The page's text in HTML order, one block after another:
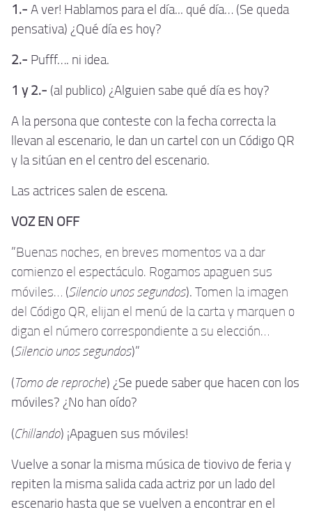
1.- A ver! Hablamos para el día... qué día… (Se queda
pensativa) ¿Qué día es hoy?
2.- Pufff…. ni idea.
1 y 2.- (al publico) ¿Alguien sabe qué día es hoy?
A la persona que conteste con la fecha correcta la
llevan al escenario, le dan un cartel con un Código QR
y la sitúan en el centro del escenario.
Las actrices salen de escena.
VOZ EN OFF
"Buenas noches, en breves momentos va a dar
comienzo el espectáculo. Rogamos apaguen sus
móviles… (Silencio unos segundos). Tomen la imagen
del Código QR, elijan el menú de la carta y marquen o
digan el número correspondiente a su elección…
(Silencio unos segundos)"
(Tomo de reproche) ¿Se puede saber que hacen con los
móviles? ¿No han oído?
(Chillando) ¡Apaguen sus móviles!
Vuelve a sonar la misma música de tiovivo de feria y
repiten la misma salida cada actriz por un lado del
escenario hasta que se vuelven a encontrar en el